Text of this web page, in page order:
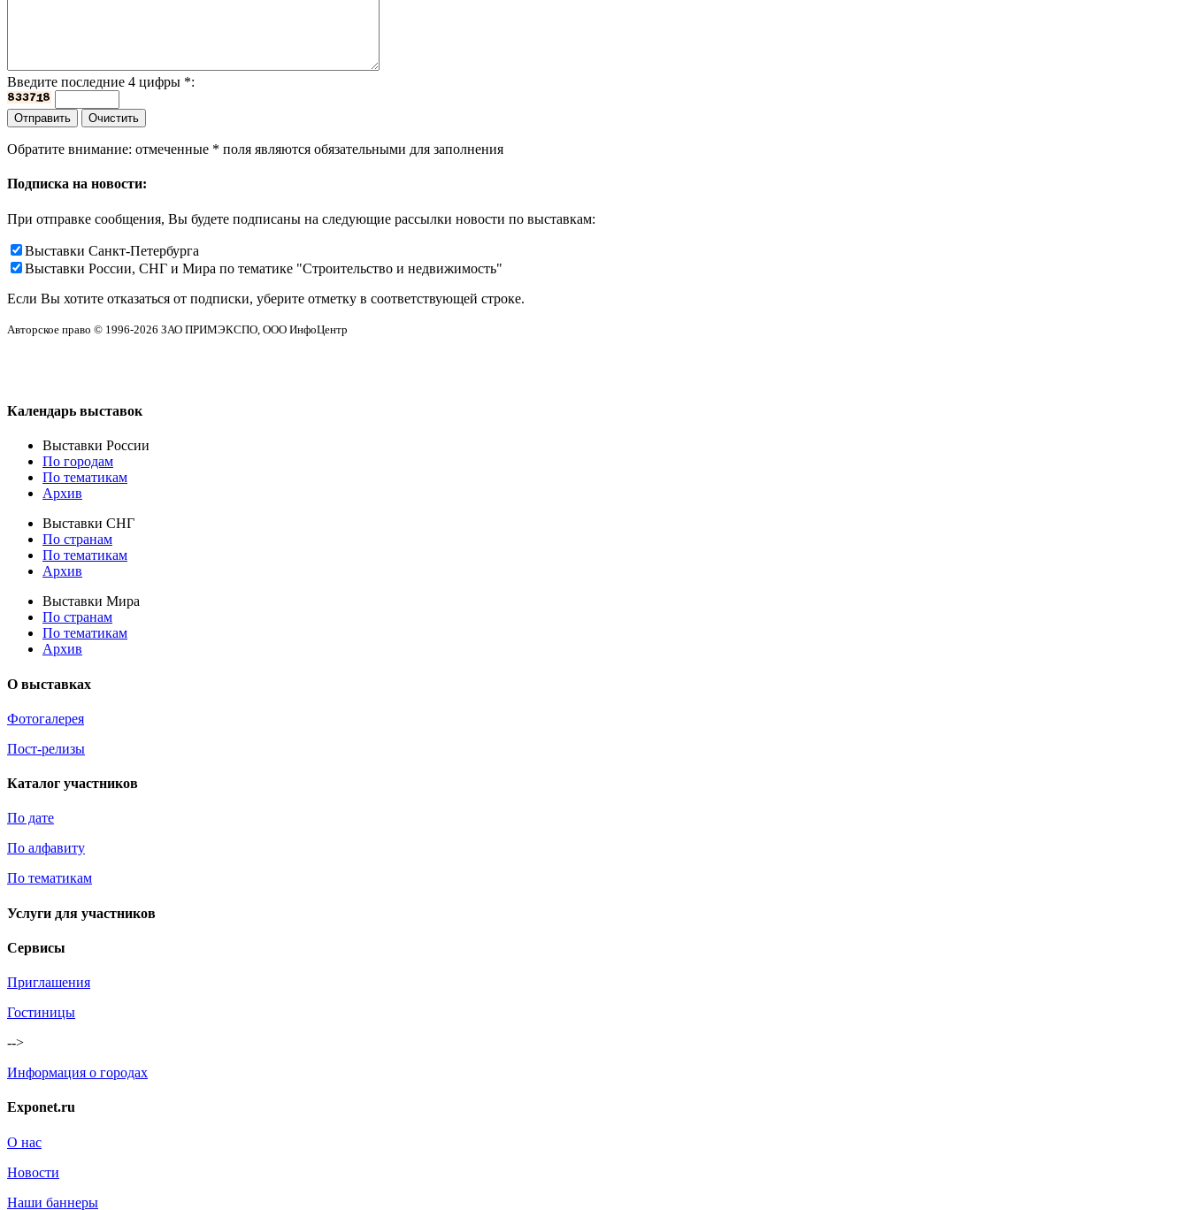
Введите последние 4 цифры *:
Обратите внимание: отмеченные * поля являются обязательными для заполнения
Подписка на новости:
При отправке сообщения, Вы будете подписаны на следующие рассылки новости по выставкам:
Выставки Санкт-Петербурга
Выставки России, СНГ и Мира по тематике "Строительство и недвижимость"
Если Вы хотите отказаться от подписки, уберите отметку в соответствующей строке.
Авторское право © 1996-2026 ЗАО ПРИМЭКСПО, ООО ИнфоЦентр
Календарь выставок
Выставки России
По городам
По тематикам
Архив
Выставки СНГ
По странам
По тематикам
Архив
Выставки Мира
По странам
По тематикам
Архив
О выставках
Фотогалерея
Пост-релизы
Каталог участников
По дате
По алфавиту
По тематикам
Услуги для участников
Сервисы
Приглашения
Гостиницы
-->
Информация о городах
Exponet.ru
О нас
Новости
Наши баннеры